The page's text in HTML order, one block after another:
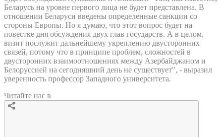
Беларусь на уровне первого лица не будет представлена. В
отношении Беларуси введены определенные санкции со
стороны Европы. Но я думаю, что этот вопрос будет на
повестке дня обсуждения двух глав государств. А в целом,
визит послужит дальнейшему укреплению двусторонних
связей, потому что в принципе проблем, сложностей в
двусторонних взаимоотношениях между Азербайджаном и
Белоруссией на сегодняшний день не существует", - выразил
уверенность профессор Западного университета.
Читайте нас в